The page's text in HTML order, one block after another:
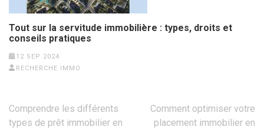
Tout sur la servitude immobilière : types, droits et
conseils pratiques
12 SEP 2024
RECHERCHE IMMO
Navigation
Comprendre les différents
types de prêt immobilier en
Comment optimiser votre
placement immobilier en